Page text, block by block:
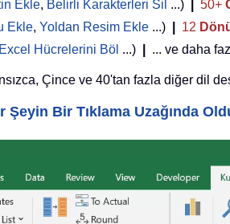
Ekle, Belirli Karakterleri Sil ...) 50+
Ekle, Yoldan Resim Ekle ...) 12
Excel Hücrelerini Böl ...) ... ve daha
Çince ve 40'tan fazla diğer dil
Şeyin Bir Tıklama Uzağında